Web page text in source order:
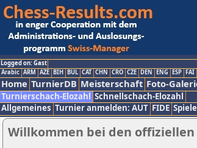
Logged on: Gast
Arabic ARM AZE BIH BUL CAT CHN CRO CZE DEN ENG ESP FAI
Home TurnierDB Meisterschaft Foto-
Turnierschach-Elozahl Schnellschach-Elozahl
Allgemeines Turnier anmelden: AUT FIDE
Willkommen bei den offiziellen